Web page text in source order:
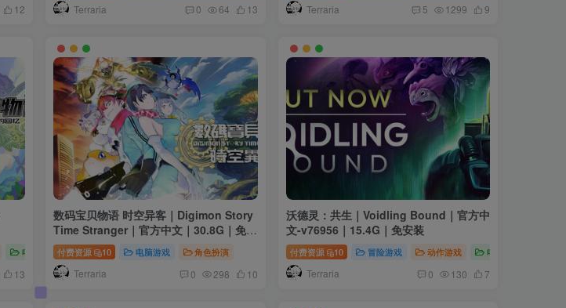
12 Terraria 0 64 13 Terraria 5 1299 9
电脑游戏
13
数码宝贝物语 时空异客｜Digimon Story
Time Stranger｜官方中文｜30.8G｜免安
装付费资源 10 电脑游戏 角色扮演
Terraria 0 298 10
沃德灵：共生｜Voidling Bound｜官方中
文-v76956｜15.4G｜免安装
付费资源 10 冒险游戏 动作游戏 电脑游戏
Terraria 0 130 7